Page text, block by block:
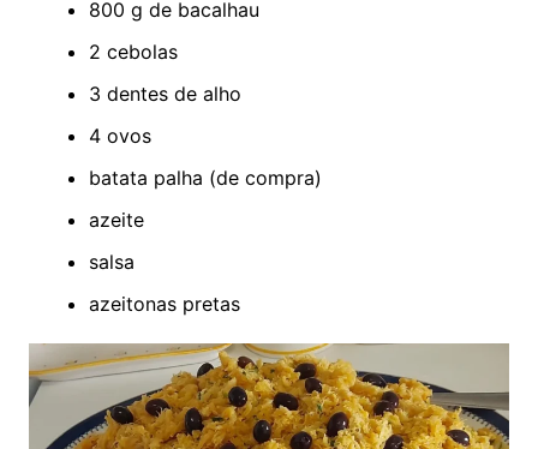
800 g de bacalhau
2 cebolas
3 dentes de alho
4 ovos
batata palha (de compra)
azeite
salsa
azeitonas pretas